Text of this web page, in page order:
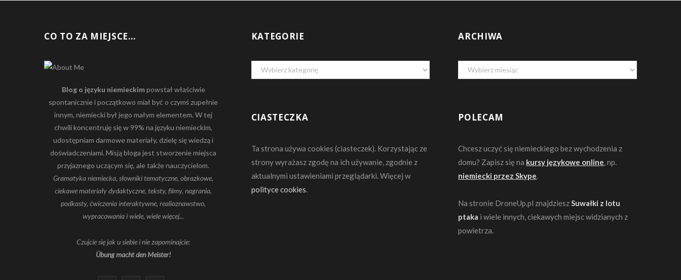
CO TO ZA MIEJSCE…
Blog o języku niemieckimpowstał właściwie
spontanicznie i początkowo miał być o czymś zupełnie
innym, niemiecki był jego małym elementem. W tej
chwili koncentruję się w 99% na języku niemieckim,
udostępniam darmowe materiały, dzielę się wiedzą i
doświadczeniami. Misją bloga jest stworzenie miejsca
przyjaznego uczącym się, ale także nauczycielom.
Gramatyka niemiecka, słowniki tematyczne, obrazkowe,
ciekawe materiały dydaktyczne, teksty, filmy, nagrania,
podkasty, ćwiczenia interaktywne, realioznawstwo,
wypracowania i wiele, wiele więcej...
Czujcie się jak u siebie i nie zapominajcie:
Übung macht den Meister!
KATEGORIE
Kategorie
ARCHIWA
Archiwa
CIASTECZKA
Ta strona używa cookies (ciasteczek). Korzystając ze
strony wyrażasz zgodę na ich używanie, zgodnie z
aktualnymi ustawieniami przeglądarki. Więcej w
polityce cookies.
POLECAM
Chcesz uczyć się niemieckiego bez wychodzenia z
domu? Zapisz się na kursy językowe online, np.
niemiecki przez Skype.
Na stronie DroneUp.pl znajdzieszSuwałki z lotu
ptaka i wiele innych, ciekawych miejsc widzianych z
powietrza.